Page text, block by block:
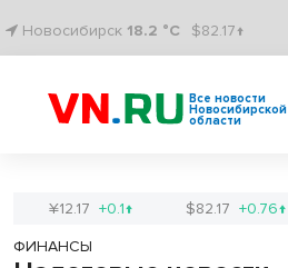
Новосибирск 18.2 °C $82.17↑
Все новости
Новосибирской
области
¥12.17 +0.1↑ $82.17+0.76↑
ФИНАНСЫ